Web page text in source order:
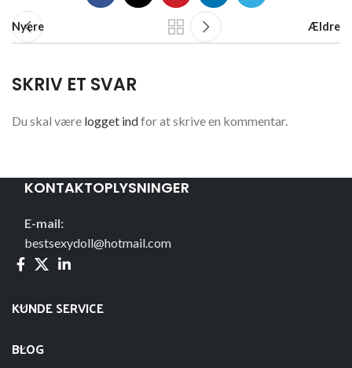
Nyere Ældre
SKRIV ET SVAR
Du skal være logget indfor at skrive en kommentar.
KONTAKTOPLYSNINGER
E-mail:
bestsexydoll@hotmail.com
KUNDE SERVICE
BLOG